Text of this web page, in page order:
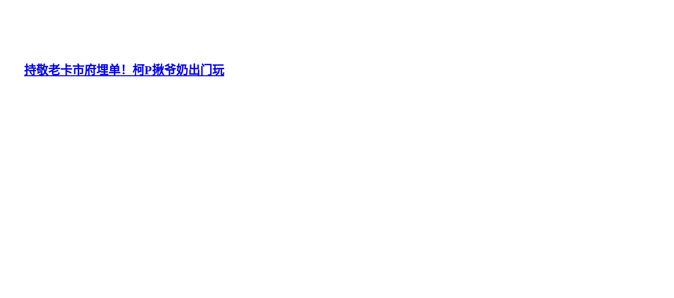
持敬老卡市府埋单！柯P揪爷奶出门玩